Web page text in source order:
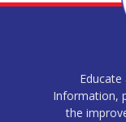
Information,
the